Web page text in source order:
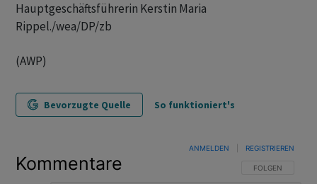
Hauptgeschäftsführerin Kerstin Maria
Rippel./wea/DP/zb
(AWP)
Bevorzugte Quelle So funktioniert's
Kommentare FOLGE DIESER
FOLGEN
ANMELDEN REGISTRIEREN